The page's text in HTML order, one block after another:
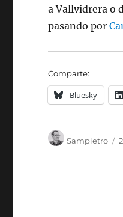
a Vallvidrera o
pasando por
Comparte:
Bluesky
Sampietro